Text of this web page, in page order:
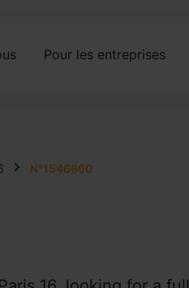
Pour les entreprises
N°1546660